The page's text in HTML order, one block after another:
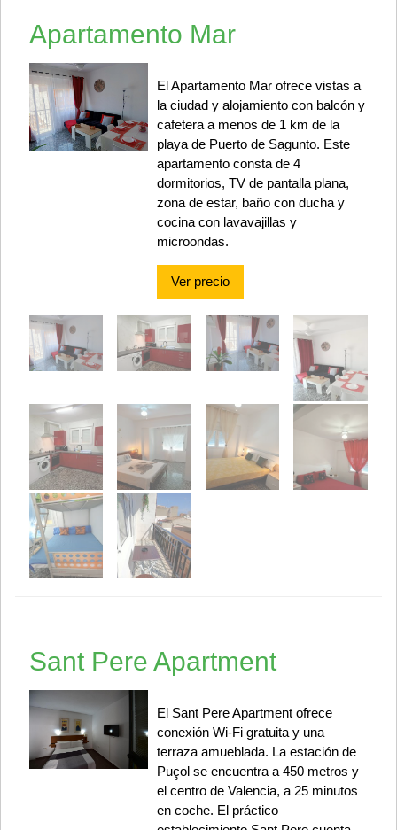
Apartamento Mar
El Apartamento Mar ofrece vistas a
la ciudad y alojamiento con balcón y
cafetera a menos de 1 km de la
playa de Puerto de Sagunto. Este
apartamento consta de 4
dormitorios, TV de pantalla plana,
zona de estar, baño con ducha y
cocina con lavavajillas y
microondas.
Ver precio
Sant Pere Apartment
El Sant Pere Apartment ofrece
conexión Wi-Fi gratuita y una
terraza amueblada. La estación de
Puçol se encuentra a 450 metros y
el centro de Valencia, a 25 minutos
en coche. El práctico